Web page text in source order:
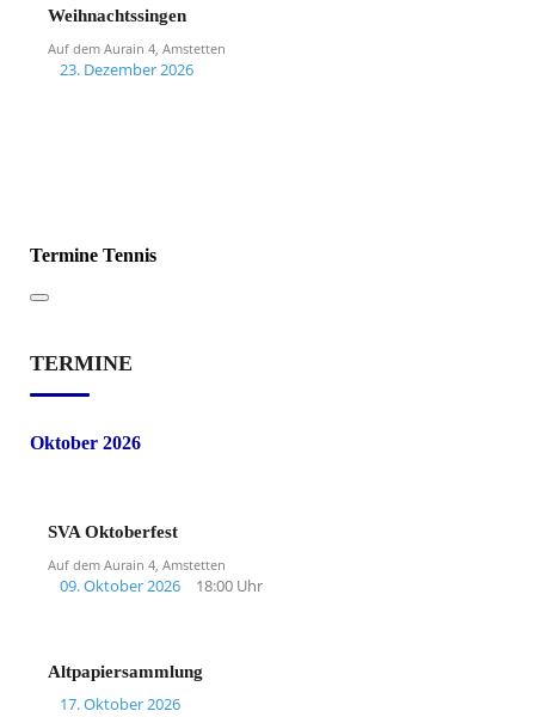
Weihnachtssingen
Auf dem Aurain 4, Amstetten
23. Dezember 2026
Termine Tennis
TERMINE
Oktober 2026
SVA Oktoberfest
Auf dem Aurain 4, Amstetten
09. Oktober 2026 18:00 Uhr
Altpapiersammlung
17. Oktober 2026